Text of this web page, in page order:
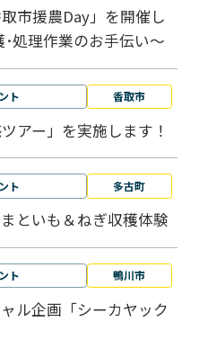
市援農Day」を開催し
処理作業のお手伝い～
ト 香取市
アー」を実施します！
ト 多古町
といも＆ねぎ収穫体験
ト 鴨川市
ル企画「シーカヤック